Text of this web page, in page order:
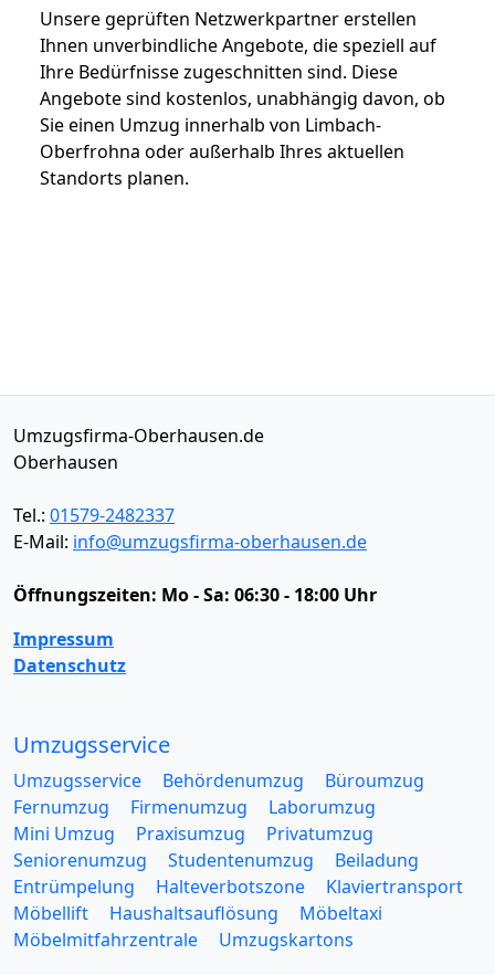
Unsere geprüften Netzwerkpartner erstellen
Ihnen unverbindliche Angebote, die speziell auf
Ihre Bedürfnisse zugeschnitten sind. Diese
Angebote sind kostenlos, unabhängig davon, ob
Sie einen Umzug innerhalb von Limbach-
Oberfrohna oder außerhalb Ihres aktuellen
Standorts planen.
Umzugsfirma-Oberhausen.de
Oberhausen
Tel.: 01579-2482337
E-Mail: info@umzugsfirma-oberhausen.de
Öffnungszeiten: Mo - Sa: 06:30 - 18:00 Uhr
Impressum
Datenschutz
Umzugsservice
Umzugsservice Behördenumzug
Büroumzug
Fernumzug
Firmenumzug
Laborumzug
Mini Umzug
Praxisumzug
Privatumzug
Seniorenumzug
Studentenumzug
Beiladung
Entrümpelung
Halteverbotszone
Klaviertransport
Möbellift
Haushaltsauflösung
Möbeltaxi
Möbelmitfahrzentrale
Umzugskartons